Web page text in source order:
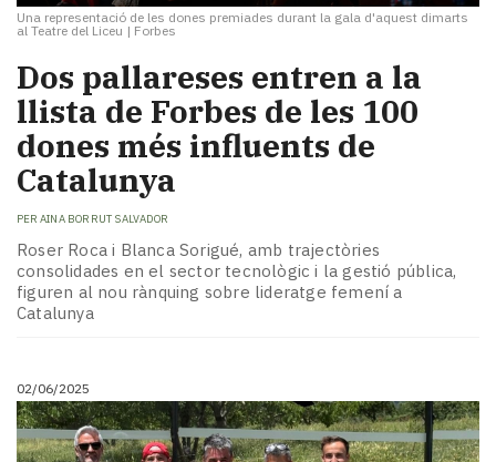
Una representació de les dones premiades durant la gala d'aquest dimarts
al Teatre del Liceu | Forbes
Dos pallareses entren a la
llista de Forbes de les 100
dones més influents de
Catalunya
PER AINA BORRUT SALVADOR
Roser Roca i Blanca Sorigué, amb trajectòries
consolidades en el sector tecnològic i la gestió pública,
figuren al nou rànquing sobre lideratge femení a
Catalunya
02/06/2025